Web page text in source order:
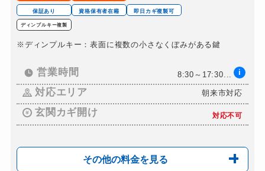
保証あり 資格保有者在籍 即日カギ複製可
ディンプルキー複製
※ディンプルキー：表面に複数の小さなくぼみがある鍵
営業時間 8:30～17:30... i
対応エリア 朝来市対応
玄関カギ開け 対応不可
その他の料金を見る